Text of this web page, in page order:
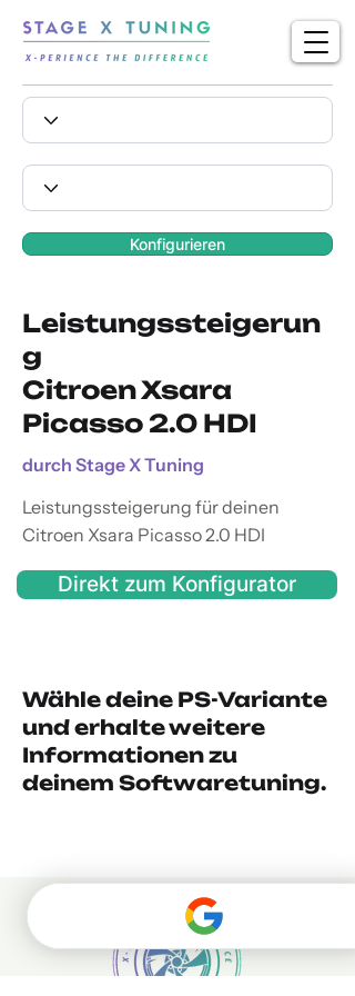
Konfigurieren
Leistungssteigerun
g
Citroen Xsara
Picasso 2.0 HDI
durch Stage X Tuning
Leistungssteigerung für deinen
Citroen Xsara Picasso 2.0 HDI
Direkt zum Konfigurator
Wähle deine PS-Variante
und erhalte weitere
Informationen zu
deinem Softwaretuning.